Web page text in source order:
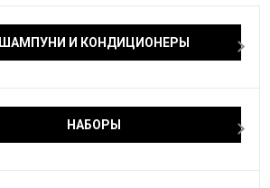
ШАМПУНИ И КОНДИЦИОНЕРЫ
НАБОРЫ